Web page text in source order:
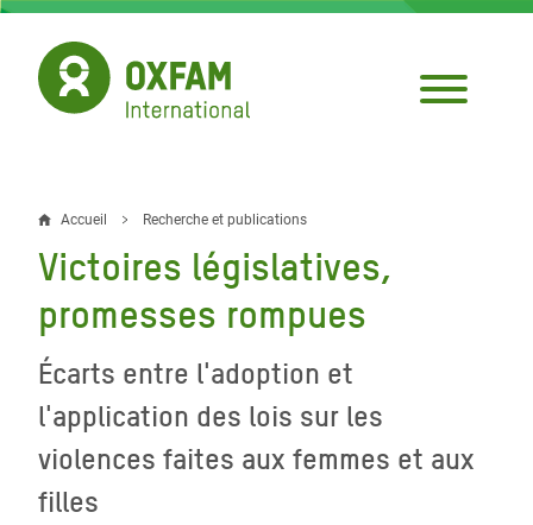
Aller
contenu
principal
Fil
d'Ariane
Accueil Recherche et publications
Victoires législatives,
promesses rompues
Écarts entre l'adoption et
l'application des lois sur les
violences faites aux femmes et aux
filles